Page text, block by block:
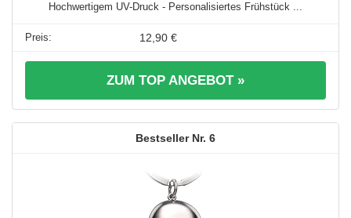
Hochwertigem UV-Druck - Personalisiertes Frühstück ...
12,90 €
ZUM TOP ANGEBOT »
6